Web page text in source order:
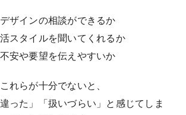
デザインの相談ができるか
活スタイルを聞いてくれるか
不安や要望を伝えやすいか
これらが十分でないと、
違った」「扱いづらい」と感じてしま